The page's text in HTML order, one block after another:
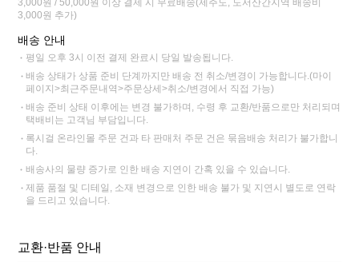
3,000원 추가)
배송 안내
평일 오후 3시 이전 결제 완료시 당일 발송됩니다.
배송 상태가 상품 준비 단계까지만 배송 전 취소/변경이 가능합니다.(마이
페이지>최근주문내역>주문상세>취소/변경에서 직접 가능)
배송 준비 상태 이후에는 변경 불가하며, 수령 후 교환/반품으로만 처리되며
택배비는 고객님 부담입니다.
록시걸 온라인몰 주문 건과 타 판매처 주문 건은 묶음배송 처리가 불가합니
다.
배송사의 물량 증가로 인한 배송 지연이 간혹 있을 수 있습니다.
제품 품절 및 디테일, 소재 변경으로 인한 배송 불가 및 지연시 별도로 연락
을 드리고 있습니다.
교환·반품 안내